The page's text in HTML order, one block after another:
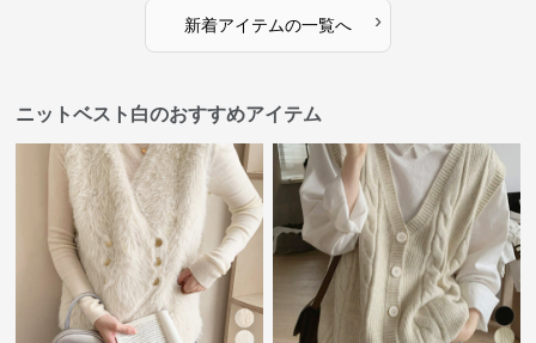
新着アイテムの一覧へ ›
ニットベスト白のおすすめアイテム